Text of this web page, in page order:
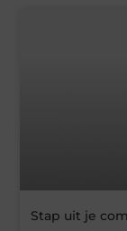
Stap uit je